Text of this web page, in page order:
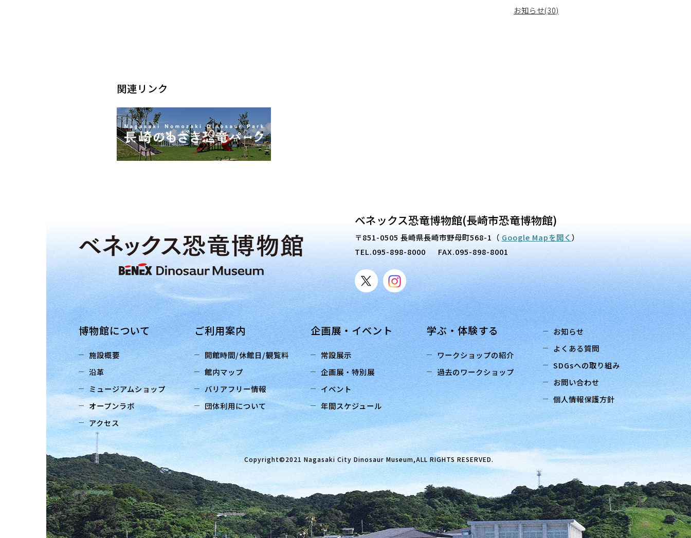
お知らせ(30)
関連リンク
ベネックス恐竜博物館(長崎市恐竜博物館)
〒851-0505 長崎県長崎市野母町568-1 （ Google Mapを開く ）
TEL.095-898-8000 FAX.095-898-8001
博物館について
施設概要
沿革
ミュージアムショップ
オープンラボ
アクセス
ご利用案内
開館時間/休館日/観覧料
館内マップ
バリアフリー情報
団体利用について
企画展・イベント
常設展示
企画展・特別展
イベント
年間スケジュール
学ぶ・体験する
ワークショップの紹介
過去のワークショップ
お知らせ
よくある質問
SDGsへの取り組み
お問い合わせ
個人情報保護方針
Copyright©2021 Nagasaki City Dinosaur Museum,ALL RIGHTS RESERVED.